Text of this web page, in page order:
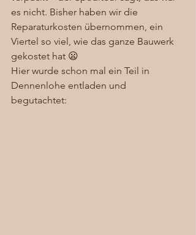
es nicht. Bisher haben wir die
Reparaturkosten übernommen, ein
Viertel so viel, wie das ganze Bauwerk
gekostet hat 😦
Hier wurde schon mal ein Teil in
Dennenlohe entladen und
begutachtet: